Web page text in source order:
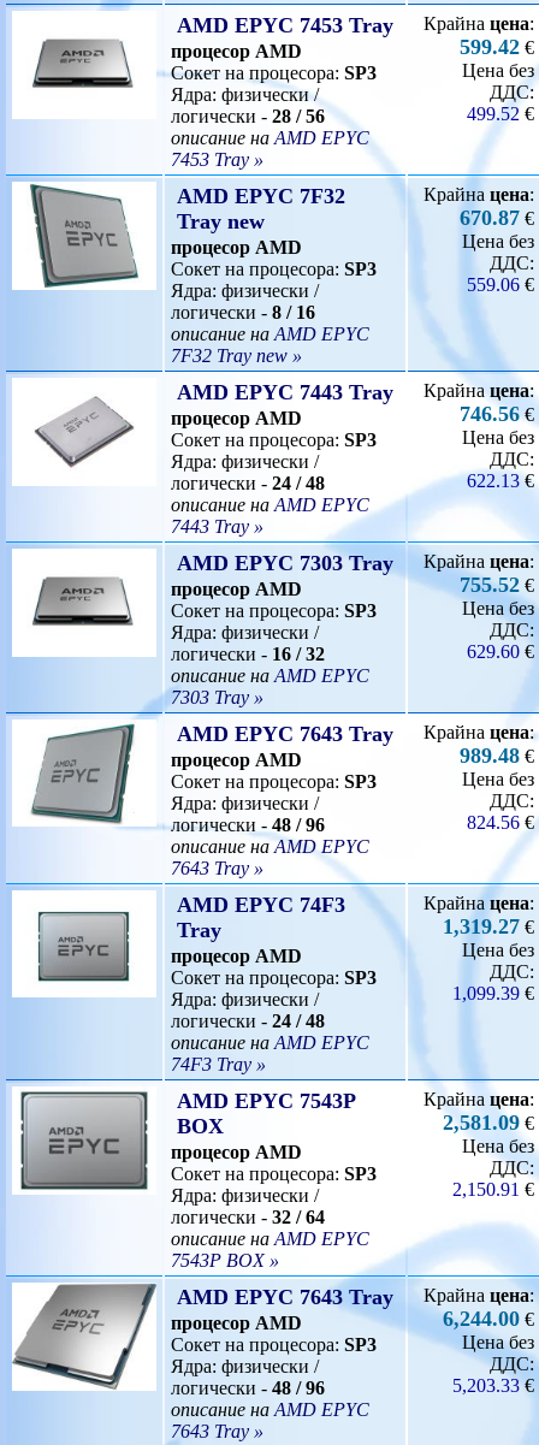
AMD EPYC 7453 Tray
процесор AMD
Сокет на процесора: SP3
Ядра: физически /
логически - 28 / 56
описание на AMD EPYC
7453 Tray »
Крайна цена:
599.42 €
Цена без
ДДС:
499.52 €
AMD EPYC 7F32
Tray new
процесор AMD
Сокет на процесора: SP3
Ядра: физически /
логически - 8 / 16
описание на AMD EPYC
7F32 Tray new »
Крайна цена:
670.87 €
Цена без
ДДС:
559.06 €
AMD EPYC 7443 Tray
процесор AMD
Сокет на процесора: SP3
Ядра: физически /
логически - 24 / 48
описание на AMD EPYC
7443 Tray »
Крайна цена:
746.56€
Цена без
ДДС:
622.13€
AMD EPYC 7303 Tray
процесор AMD
Сокет на процесора: SP3
Ядра: физически /
логически - 16 / 32
описание на AMD EPYC
7303 Tray »
Крайна цена:
755.52 €
Цена без
ДДС:
629.60 €
AMD EPYC 7643 Tray
процесор AMD
Сокет на процесора: SP3
Ядра: физически /
логически - 48 / 96
описание наAMD EPYC
7643 Tray »
Крайна цена:
989.48 €
Цена без
ДДС:
824.56 €
AMD EPYC 74F3
Tray
процесор AMD
Сокет на процесора: SP3
Ядра: физически /
логически - 24 / 48
описание на AMD EPYC
74F3 Tray »
Крайна цена:
1,319.27 €
Цена без
ДДС:
1,099.39 €
AMD EPYC 7543P
BOX
процесор AMD
Сокет на процесора: SP3
Ядра: физически /
логически - 32 / 64
описание на AMD EPYC
7543P BOX »
Крайна цена:
2,581.09 €
Цена без
ДДС:
2,150.91 €
AMD EPYC 7643 Tray
процесор AMD
Сокет на процесора: SP3
Ядра: физически /
логически - 48 / 96
описание на AMD EPYC
7643 Tray »
Крайна цена:
6,244.00 €
Цена без
ДДС:
5,203.33€